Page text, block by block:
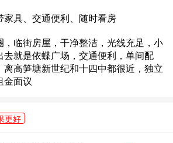
家具、交通便利、随时看房
，临街房屋，干净整洁，光线充足，小
去就是依蝶广场，交通便利，单间配
离高笋塘新世纪和十四中都很近，独立
金面议
更好